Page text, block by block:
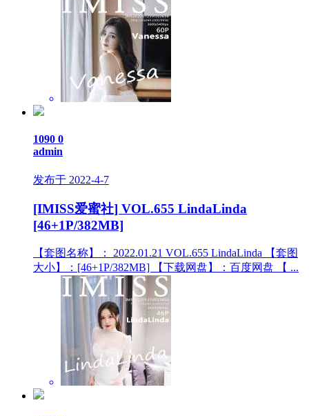
1090 0
admin
发布于 2022-4-7
[IMISS爱蜜社] VOL.655 LindaLinda
[46+1P/382MB]
【套图名称】： 2022.01.21 VOL.655 LindaLinda 【套图
大小】：[46+1P/382MB] 【下载网盘】：百度网盘 【 ...